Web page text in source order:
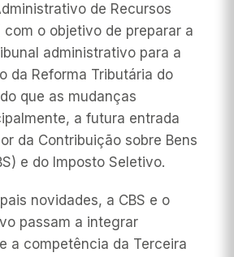
de Recursos
com o objetivo de preparar a
administrativo para a
da Reforma Tributária do
que as mudanças
a futura entrada
da Contribuição sobre Bens
e do Imposto Seletivo.
novidades, a CBS e o
passam a integrar
a competência da Terceira